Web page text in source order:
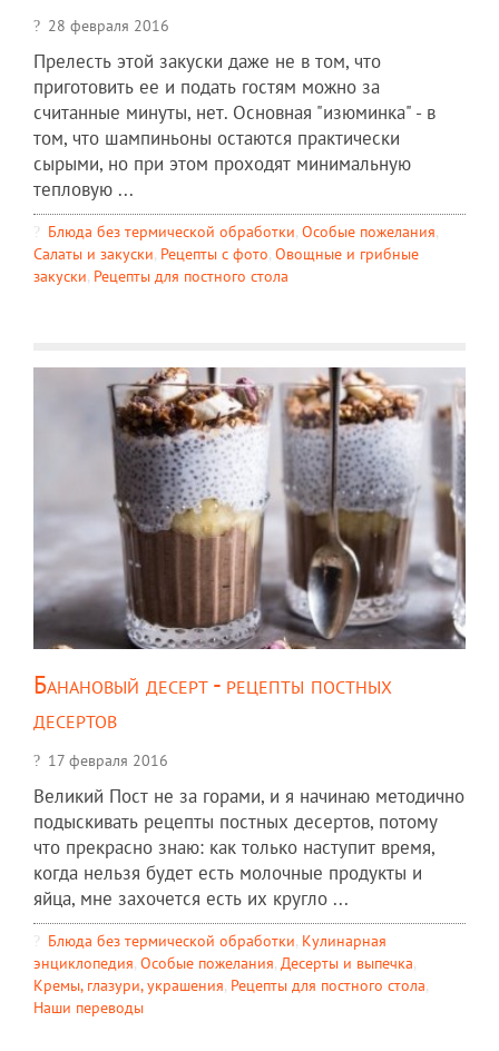
28 февраля 2016
Прелесть этой закуски даже не в том, что
приготовить ее и подать гостям можно за
считанные минуты, нет. Основная "изюминка" - в
том, что шампиньоны остаются практически
сырыми, но при этом проходят минимальную
тепловую ...
Блюда без термической обработки, Особые пожелания,
Салаты и закуски, Рецепты c фото, Овощные и грибные
закуски, Рецепты для постного стола
Банановый десерт - рецепты постных
десертов
17 февраля 2016
Великий Пост не за горами, и я начинаю методично
подыскивать рецепты постных десертов, потому
что прекрасно знаю: как только наступит время,
когда нельзя будет есть молочные продукты и
яйца, мне захочется есть их кругло ...
Блюда без термической обработки, Кулинарная
энциклопедия, Особые пожелания, Десерты и выпечка,
Кремы, глазури, украшения, Рецепты для постного стола,
Наши переводы